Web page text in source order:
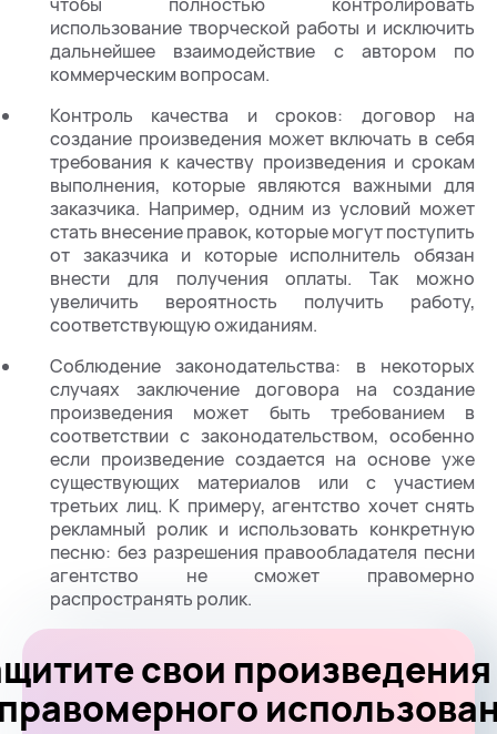
использование творческой работы и исключить
дальнейшее взаимодействие с автором по
коммерческим вопросам.
Контроль качества и сроков: договор на
создание произведения может включать в себя
требования к качеству произведения и срокам
выполнения, которые являются важными для
заказчика. Например, одним из условий может
стать внесение правок, которые могут поступить
от заказчика и которые исполнитель обязан
внести для получения оплаты. Так можно
увеличить вероятность получить работу,
соответствующую ожиданиям.
Соблюдение законодательства: в некоторых
случаях заключение договора на создание
произведения может быть требованием в
соответствии с законодательством, особенно
если произведение создается на основе уже
существующих материалов или с участием
третьих лиц. К примеру, агентство хочет снять
рекламный ролик и использовать конкретную
песню: без разрешения правообладателя песни
агентство не сможет правомерно
распространять ролик.
свои произведения